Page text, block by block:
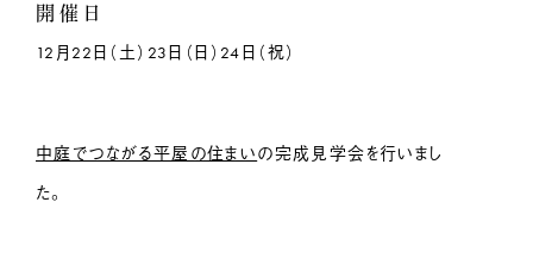
開催日
12月22日（土）23日（日）24日（祝）
中庭でつながる平屋の住まいの完成見学会を行いまし
た。